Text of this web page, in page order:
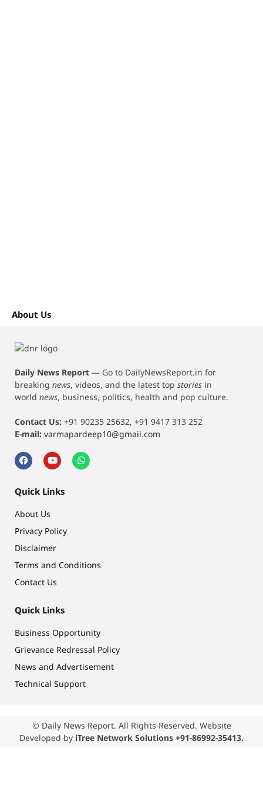
About Us
Daily News Report — Go to DailyNewsReport.in for
breaking news, videos, and the latest top stories in
world news, business, politics, health and pop culture.
Contact Us: +91 90235 25632, +91 9417 313 252
E-mail: varmapardeep10@gmail.com
Quick Links
About Us
Privacy Policy
Disclaimer
Terms and Conditions
Contact Us
Quick Links
Business Opportunity
Grievance Redressal Policy
News and Advertisement
Technical Support
© Daily News Report. All Rights Reserved. Website
Developed by iTree Network Solutions +91-86992-35413.